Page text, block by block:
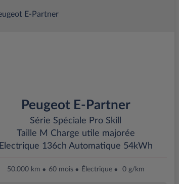
Peugeot E-Partner
Série Spéciale Pro Skill
Taille M Charge utile majorée
Electrique 136ch Automatique 54kWh
50.000 km 60 mois Électrique 0 g/km